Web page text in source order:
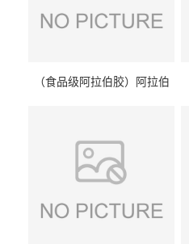
（食品级阿拉伯胶）阿拉伯